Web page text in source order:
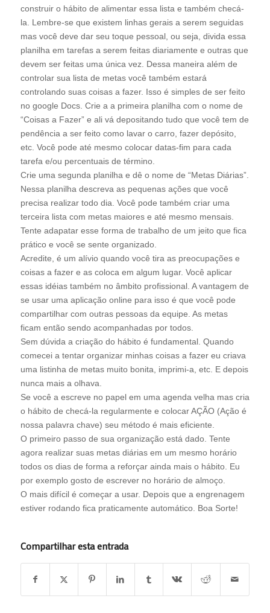
construir o hábito de alimentar essa lista e também checá-
la. Lembre-se que existem linhas gerais a serem seguidas
mas você deve dar seu toque pessoal, ou seja, divida essa
planilha em tarefas a serem feitas diariamente e outras que
devem ser feitas uma única vez. Dessa maneira além de
controlar sua lista de metas você também estará
controlando suas coisas a fazer. Isso é simples de ser feito
no google Docs. Crie a a primeira planilha com o nome de
“Coisas a Fazer” e ali vá depositando tudo que você tem de
pendência a ser feito como lavar o carro, fazer depósito,
etc. Você pode até mesmo colocar datas-fim para cada
tarefa e/ou percentuais de término.
Crie uma segunda planilha e dê o nome de “Metas Diárias”.
Nessa planilha descreva as pequenas ações que você
precisa realizar todo dia. Você pode também criar uma
terceira lista com metas maiores e até mesmo mensais.
Tente adapatar esse forma de trabalho de um jeito que fica
prático e você se sente organizado.
Acredite, é um alívio quando você tira as preocupações e
coisas a fazer e as coloca em algum lugar. Você aplicar
essas idéias também no âmbito profissional. A vantagem de
se usar uma aplicação online para isso é que você pode
compartilhar com outras pessoas da equipe. As metas
ficam então sendo acompanhadas por todos.
Sem dúvida a criação do hábito é fundamental. Quando
comecei a tentar organizar minhas coisas a fazer eu criava
uma listinha de metas muito bonita, imprimi-a, etc. E depois
nunca mais a olhava.
Se você a escreve no papel em uma agenda velha mas cria
o hábito de checá-la regularmente e colocar AÇÃO (Ação é
nossa palavra chave) seu método é mais eficiente.
O primeiro passo de sua organização está dado. Tente
agora realizar suas metas diárias em um mesmo horário
todos os dias de forma a reforçar ainda mais o hábito. Eu
por exemplo gosto de escrever no horário de almoço.
O mais difícil é começar a usar. Depois que a engrenagem
estiver rodando fica praticamente automático. Boa Sorte!
Compartilhar esta entrada